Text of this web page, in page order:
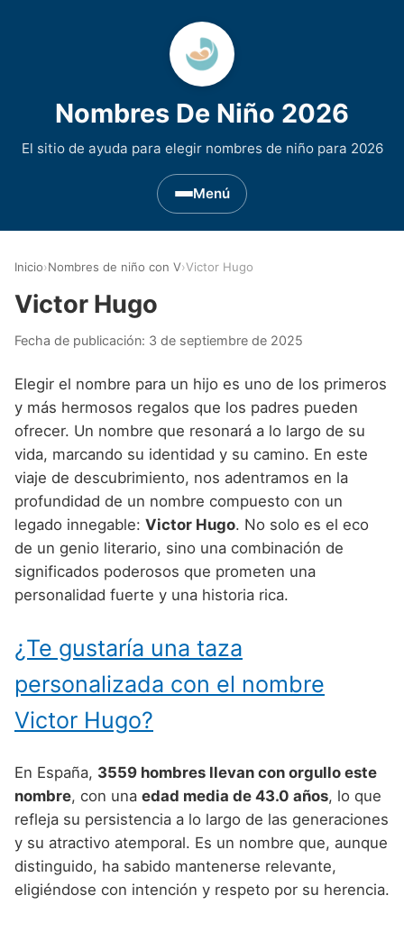
Nombres De Niño 2026
El sitio de ayuda para elegir nombres de niño para 2026
Menú
Nombres de niño que empiezan por B
Nombres de niño que empiezan por D
Nombres de niño que empiezan por E
Nombres de niño que empiezan por F
Nombres de niño que empiezan por G
Nombres de niño que empiezan por H
Nombres de niño que empiezan por I
Nombres de niño que empiezan por J
Nombres de niño que empiezan por K
Nombres de niño que empiezan por L
Nombres de niño que empiezan por M
Nombres de niño que empiezan por O
Nombres de niño que empiezan por P
Nombres de niño que empiezan por Q
Nombres de niño que empiezan por R
Nombres de Niño Asturianos
Nombres de Niño Baleares
Nombres de Niño Canarios
Nombres de Niño Cantabros
Nombres de Niño Castellanos
Nombres de Niño Catalanes
Nombres de Niño Extremeños
Nombres de Niño Gallegos
Nombres de Niño Madrileños
Nombres de Niño Murcianos
Nombres de Niño Riojanos
Nombres de Niño Valencianos
Nombres de Niño Vascos
Nombres de Niño Celtas
Nombres de Niño Egipcios
Nombres de Niño Griegos
Nombres de Niño Mitologicos
Nombres de Niño Romanos
Nombres de Niño Vikingos
Nombres de Niño Alemanes
Nombres de Niño Americanos
Nombres de Niño Arabes
Nombres de Niño Chinos
Nombres de Niño Franceses
Nombres de Niño Hispanoamericanos
Nombres de Niño Italianos
Nombres de Niño Japoneses
Nombres de Niño Judíos
Nombres de Niño Portugueses
Nombres de Niño Rumanos
Nombres de Niño Rusos
Nombres de Niño Suecos
Buscar
Inicio›Nombres de niño con V›Victor Hugo
Victor Hugo
Fecha de publicación: 3 de septiembre de 2025
Elegir el nombre para un hijo es uno de los primeros
y más hermosos regalos que los padres pueden
ofrecer. Un nombre que resonará a lo largo de su
vida, marcando su identidad y su camino. En este
viaje de descubrimiento, nos adentramos en la
profundidad de un nombre compuesto con un
legado innegable: Victor Hugo. No solo es el eco
de un genio literario, sino una combinación de
significados poderosos que prometen una
personalidad fuerte y una historia rica.
¿Te gustaría una taza
personalizada con el nombre
Victor Hugo?
En España, 3559 hombres llevan con orgullo este
nombre, con una edad media de 43.0 años, lo que
refleja su persistencia a lo largo de las generaciones
y su atractivo atemporal. Es un nombre que, aunque
distinguido, ha sabido mantenerse relevante,
eligiéndose con intención y respeto por su herencia.